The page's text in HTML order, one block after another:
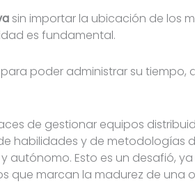
sin importar la ubicación de los
es fundamental.
poder administrar su
de gestionar equipos
habilidades y de metodologías
autónomo. Esto es un desafió,
que marcan la madurez de una